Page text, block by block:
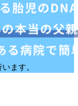
ます。